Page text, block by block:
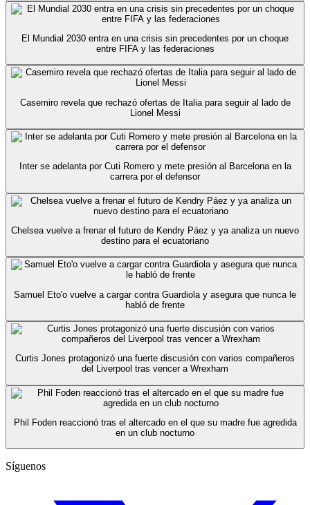
El Mundial 2030 entra en una crisis sin precedentes por un choque
entre FIFA y las federaciones
Casemiro revela que rechazó ofertas de Italia para seguir al lado de
Lionel Messi
Inter se adelanta por Cuti Romero y mete presión al Barcelona en la
carrera por el defensor
Chelsea vuelve a frenar el futuro de Kendry Páez y ya analiza un nuevo
destino para el ecuatoriano
Samuel Eto'o vuelve a cargar contra Guardiola y asegura que nunca le
habló de frente
Curtis Jones protagonizó una fuerte discusión con varios compañeros
del Liverpool tras vencer a Wrexham
Phil Foden reaccionó tras el altercado en el que su madre fue agredida
en un club nocturno
Síguenos